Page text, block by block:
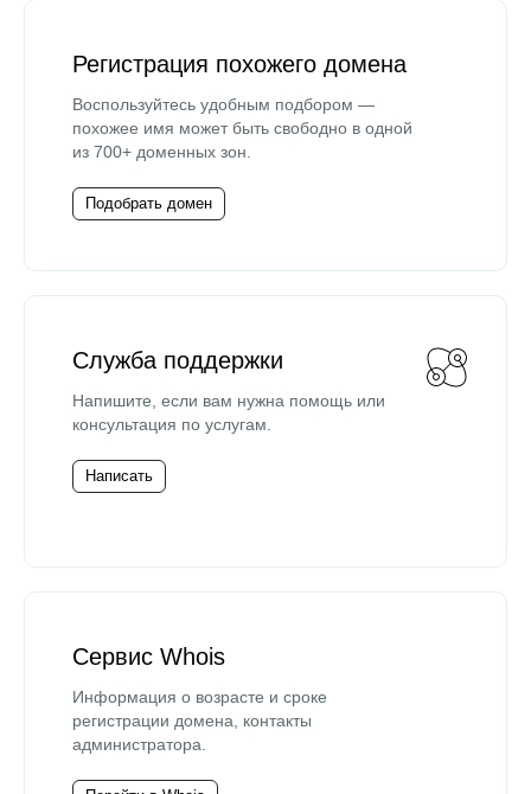
Регистрация похожего домена
Воспользуйтесь удобным подбором —
похожее имя может быть свободно в одной
из 700+ доменных зон.
Подобрать домен
Служба поддержки
Напишите, если вам нужна помощь или
консультация по услугам.
Написать
Сервис Whois
Информация о возрасте и сроке
регистрации домена, контакты
администратора.